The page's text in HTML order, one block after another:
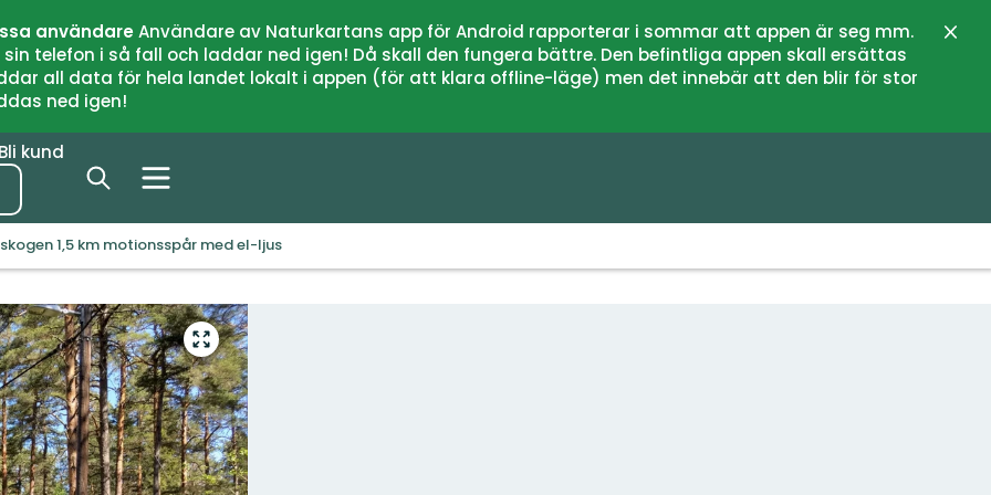
användareAnvändare av Naturkartans app för Android rapporterar i sommar att appen är seg mm.
telefon i så fall och laddar ned igen! Då skall den fungera bättre. Den befintliga appen skall ersättas
all data för hela landet lokalt i appen (för att klara offline-läge) men det innebär att den blir för stor
ned igen!
kund
1,5 km motionsspår med el-ljus
Gå
till
helskärmsläge